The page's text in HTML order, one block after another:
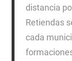
distancia
Retiendas
cada